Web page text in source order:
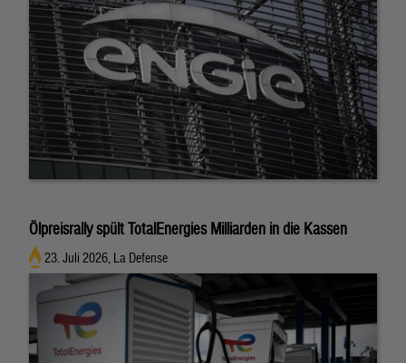
Ölpreisrally spült TotalEnergies Milliarden in die Kassen
23. Juli 2026, La Defense